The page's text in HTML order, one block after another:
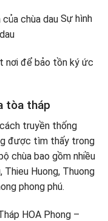
Sự hình
nơi để bảo tồn ký ức
tòa tháp
truyền thống
được tìm thấy trong
chùa bao gồm nhiều
Thieu Huong, Thuong
phong phú.
HOA Phong –